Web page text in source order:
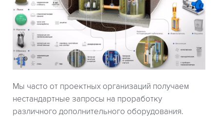
Мы часто от проектных организаций получаем
нестандартные запросы на проработку
различного дополнительного оборудования.